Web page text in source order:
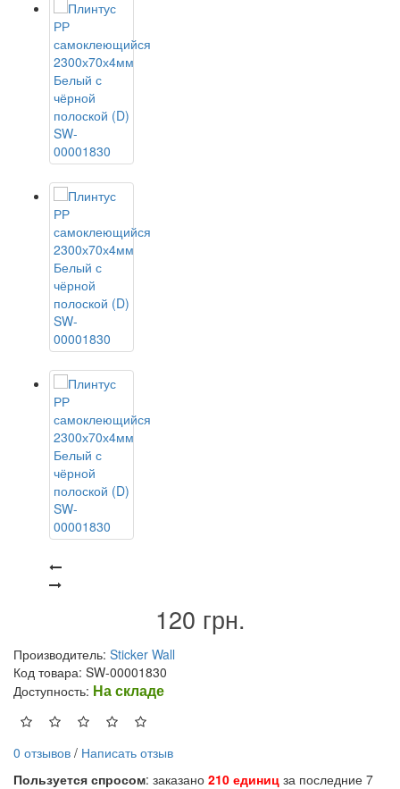
120 грн.
Производитель: Sticker Wall
Код товара: SW-00001830
Доступность: На складе
0 отзывов / Написать отзыв
Пользуется спросом: заказано 210 единиц за последние 7